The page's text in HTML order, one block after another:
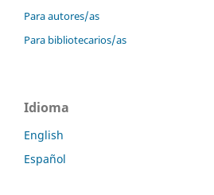
Para autores/as
Para bibliotecarios/as
Idioma
English
Español